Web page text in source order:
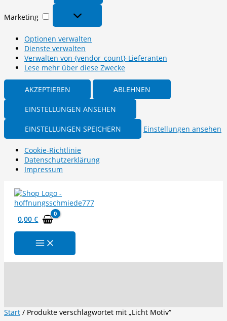
Marketing
Marketing
Optionen verwalten
Dienste verwalten
Verwalten von {vendor_count}-Lieferanten
Lese mehr über diese Zwecke
AKZEPTIEREN ABLEHNEN
EINSTELLUNGEN ANSEHEN
EINSTELLUNGEN SPEICHERN Einstellungen ansehen
Cookie-Richtlinie
Datenschutzerklärung
Impressum
Inhalt
springen
0,00€
Start / Produkte verschlagwortet mit „Licht Motiv“